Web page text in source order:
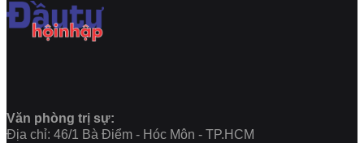
Văn phòng trị sự:
Địa chỉ: 46/1 Bà Điểm - Hóc Môn - TP.HCM